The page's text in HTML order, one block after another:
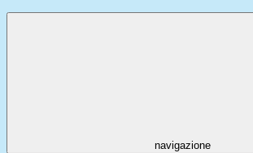
navigazione